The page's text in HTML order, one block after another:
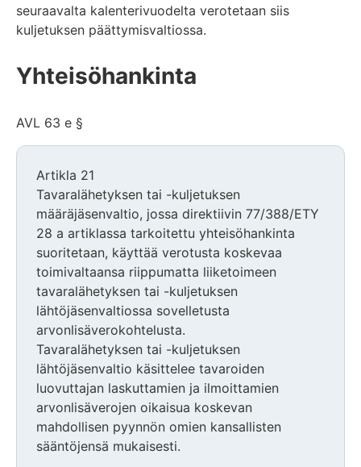
seuraavalta kalenterivuodelta verotetaan siis
kuljetuksen päättymisvaltiossa.
Yhteisöhankinta
AVL 63 e §
Artikla 21
Tavaralähetyksen tai -kuljetuksen
määräjäsenvaltio, jossa direktiivin 77/388/ETY
28 a artiklassa tarkoitettu yhteisöhankinta
suoritetaan, käyttää verotusta koskevaa
toimivaltaansa riippumatta liiketoimeen
tavaralähetyksen tai -kuljetuksen
lähtöjäsenvaltiossa sovelletusta
arvonlisäverokohtelusta.
Tavaralähetyksen tai -kuljetuksen
lähtöjäsenvaltio käsittelee tavaroiden
luovuttajan laskuttamien ja ilmoittamien
arvonlisäverojen oikaisua koskevan
mahdollisen pyynnön omien kansallisten
sääntöjensä mukaisesti.